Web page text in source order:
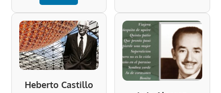
Heberto Castillo